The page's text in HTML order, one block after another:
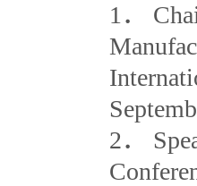
1．
2．